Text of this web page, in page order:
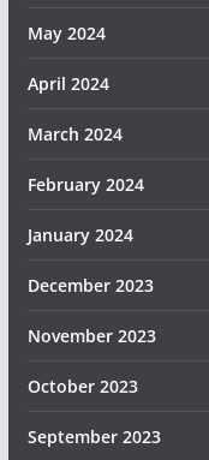
May 2024
April 2024
March 2024
February 2024
January 2024
December 2023
November 2023
October 2023
September 2023